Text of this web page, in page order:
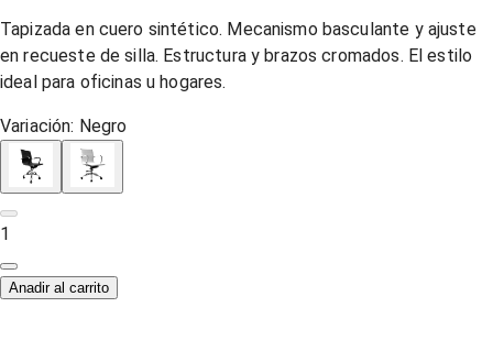
1 Star,
2 Stars,
3 Stars,
4 Stars,
5 Stars,
Tapizada en cuero sintético. Mecanismo basculante y ajuste
en recueste de silla. Estructura y brazos cromados. El estilo
ideal para oficinas u hogares.
Variación: Negro
1
Anadir al carrito